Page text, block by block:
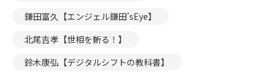
鎌田富久【エンジェル鎌田’sEye】
北尾吉孝【世相を斬る！】
鈴木康弘【デジタルシフトの教科書】